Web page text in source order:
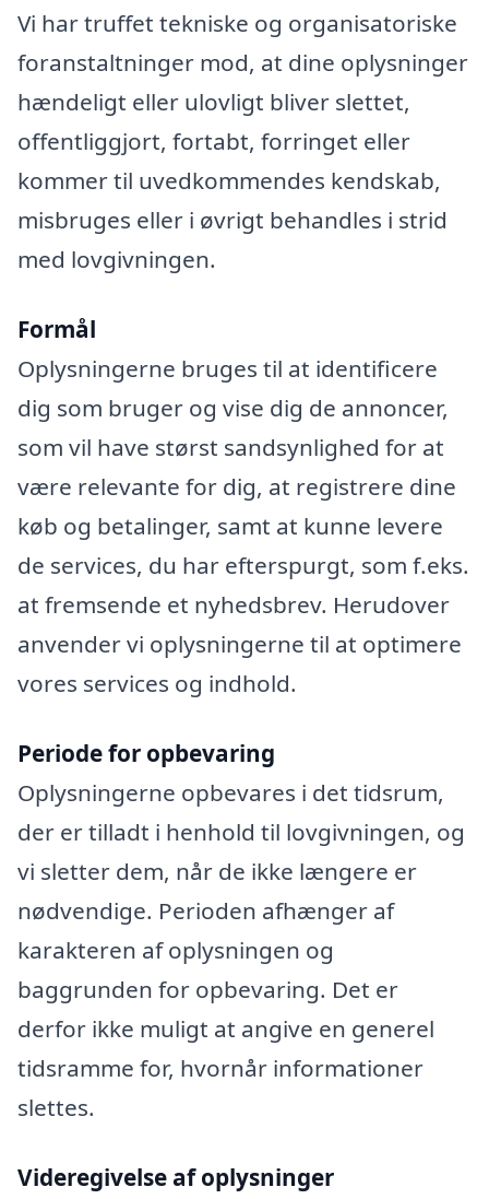
Vi har truffet tekniske og organisatoriske
foranstaltninger mod, at dine oplysninger
hændeligt eller ulovligt bliver slettet,
offentliggjort, fortabt, forringet eller
kommer til uvedkommendes kendskab,
misbruges eller i øvrigt behandles i strid
med lovgivningen.
Formål
Oplysningerne bruges til at identificere
dig som bruger og vise dig de annoncer,
som vil have størst sandsynlighed for at
være relevante for dig, at registrere dine
køb og betalinger, samt at kunne levere
de services, du har efterspurgt, som f.eks.
at fremsende et nyhedsbrev. Herudover
anvender vi oplysningerne til at optimere
vores services og indhold.
Periode for opbevaring
Oplysningerne opbevares i det tidsrum,
der er tilladt i henhold til lovgivningen, og
vi sletter dem, når de ikke længere er
nødvendige. Perioden afhænger af
karakteren af oplysningen og
baggrunden for opbevaring. Det er
derfor ikke muligt at angive en generel
tidsramme for, hvornår informationer
slettes.
Videregivelse af oplysninger